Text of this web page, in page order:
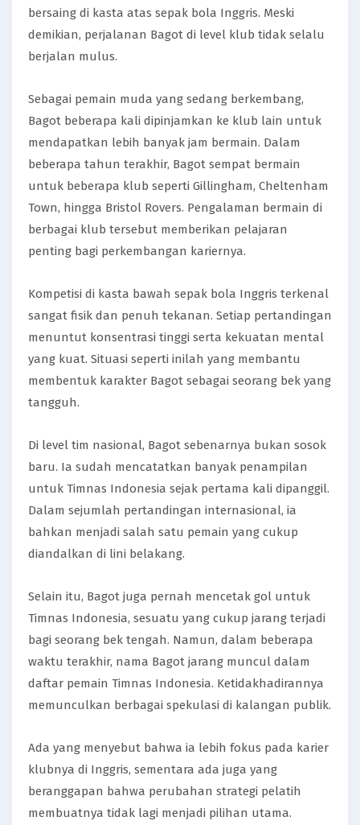
bersaing di kasta atas sepak bola Inggris. Meski
demikian, perjalanan Bagot di level klub tidak selalu
berjalan mulus.
Sebagai pemain muda yang sedang berkembang,
Bagot beberapa kali dipinjamkan ke klub lain untuk
mendapatkan lebih banyak jam bermain. Dalam
beberapa tahun terakhir, Bagot sempat bermain
untuk beberapa klub seperti Gillingham, Cheltenham
Town, hingga Bristol Rovers. Pengalaman bermain di
berbagai klub tersebut memberikan pelajaran
penting bagi perkembangan kariernya.
Kompetisi di kasta bawah sepak bola Inggris terkenal
sangat fisik dan penuh tekanan. Setiap pertandingan
menuntut konsentrasi tinggi serta kekuatan mental
yang kuat. Situasi seperti inilah yang membantu
membentuk karakter Bagot sebagai seorang bek yang
tangguh.
Di level tim nasional, Bagot sebenarnya bukan sosok
baru. Ia sudah mencatatkan banyak penampilan
untuk Timnas Indonesia sejak pertama kali dipanggil.
Dalam sejumlah pertandingan internasional, ia
bahkan menjadi salah satu pemain yang cukup
diandalkan di lini belakang.
Selain itu, Bagot juga pernah mencetak gol untuk
Timnas Indonesia, sesuatu yang cukup jarang terjadi
bagi seorang bek tengah. Namun, dalam beberapa
waktu terakhir, nama Bagot jarang muncul dalam
daftar pemain Timnas Indonesia. Ketidakhadirannya
memunculkan berbagai spekulasi di kalangan publik.
Ada yang menyebut bahwa ia lebih fokus pada karier
klubnya di Inggris, sementara ada juga yang
beranggapan bahwa perubahan strategi pelatih
membuatnya tidak lagi menjadi pilihan utama.